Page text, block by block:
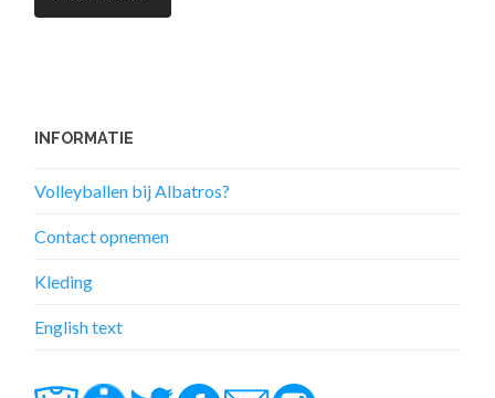
INFORMATIE
Volleyballen bij Albatros?
Contact opnemen
Kleding
English text